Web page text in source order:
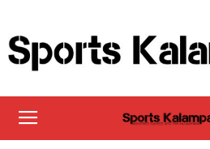
sportskalampaka